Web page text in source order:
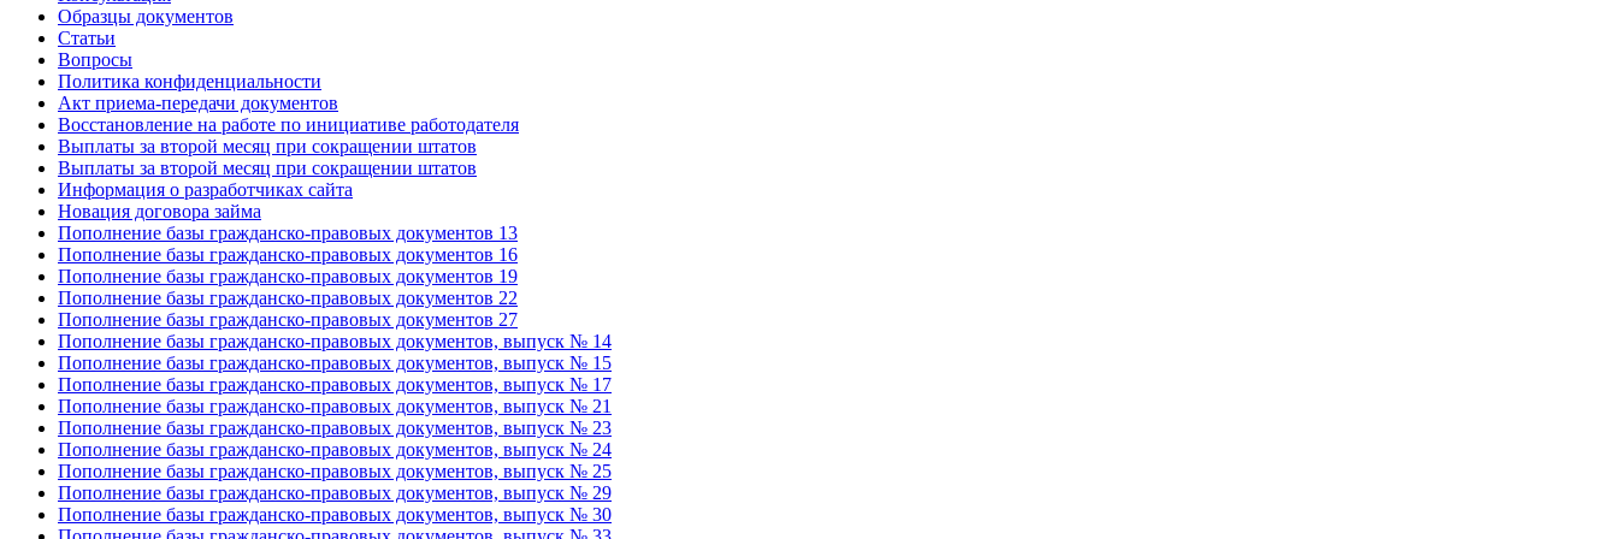
Образцы документов
Статьи
Вопросы
Политика конфиденциальности
Акт приема-передачи документов
Восстановление на работе по инициативе работодателя
Выплаты за второй месяц при сокращении штатов
Выплаты за второй месяц при сокращении штатов
Информация о разработчиках сайта
Новация договора займа
Пополнение базы гражданско-правовых документов 13
Пополнение базы гражданско-правовых документов 16
Пополнение базы гражданско-правовых документов 19
Пополнение базы гражданско-правовых документов 22
Пополнение базы гражданско-правовых документов 27
Пополнение базы гражданско-правовых документов, выпуск № 14
Пополнение базы гражданско-правовых документов, выпуск № 15
Пополнение базы гражданско-правовых документов, выпуск № 17
Пополнение базы гражданско-правовых документов, выпуск № 21
Пополнение базы гражданско-правовых документов, выпуск № 23
Пополнение базы гражданско-правовых документов, выпуск № 24
Пополнение базы гражданско-правовых документов, выпуск № 25
Пополнение базы гражданско-правовых документов, выпуск № 29
Пополнение базы гражданско-правовых документов, выпуск № 30